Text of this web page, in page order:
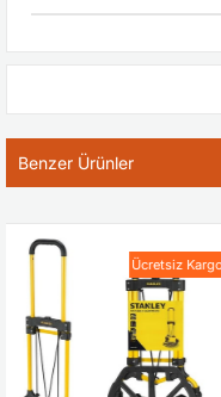
Benzer Ürünler
Ücretsiz Kargo